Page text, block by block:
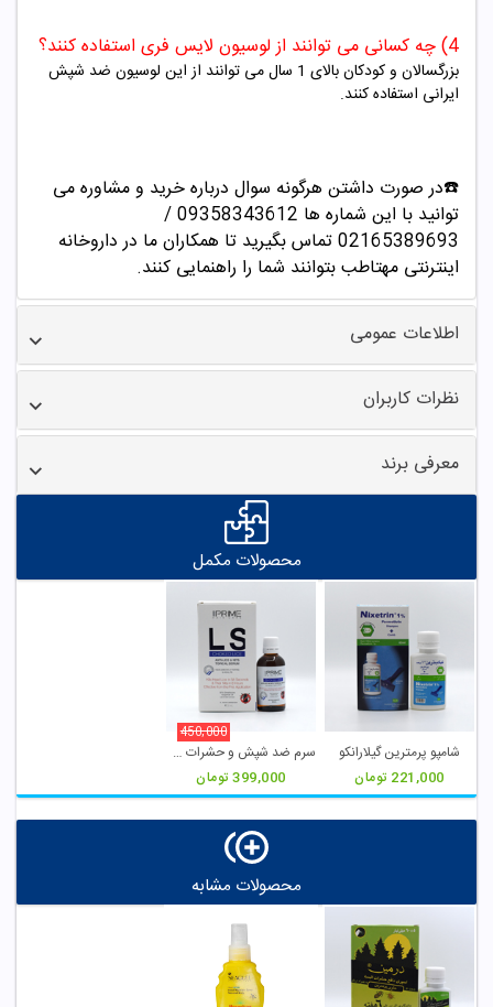
4) چه کسانی می توانند از لوسیون لایس فری استفاده کنند؟
بزرگسالان و کودکان بالای 1 سال می توانند از این لوسیون ضد شپش
ایرانی استفاده کنند.
☎️در صورت داشتن هرگونه سوال درباره خرید و مشاوره می
توانید با این شماره ها 09358343612 /
02165389693تماس بگیرید تا همکاران ما در داروخانه
اینترنتی مهتاطب بتوانند شما را راهنمایی کنند.
اطلاعات عمومی
نظرات کاربران
معرفی برند
محصولات مکمل
شامپو پرمترین گیلارانکو
221,000 تومان
سرم ضد شپش و حشرات LS پریم
450,000
399,000 تومان
محصولات مشابه